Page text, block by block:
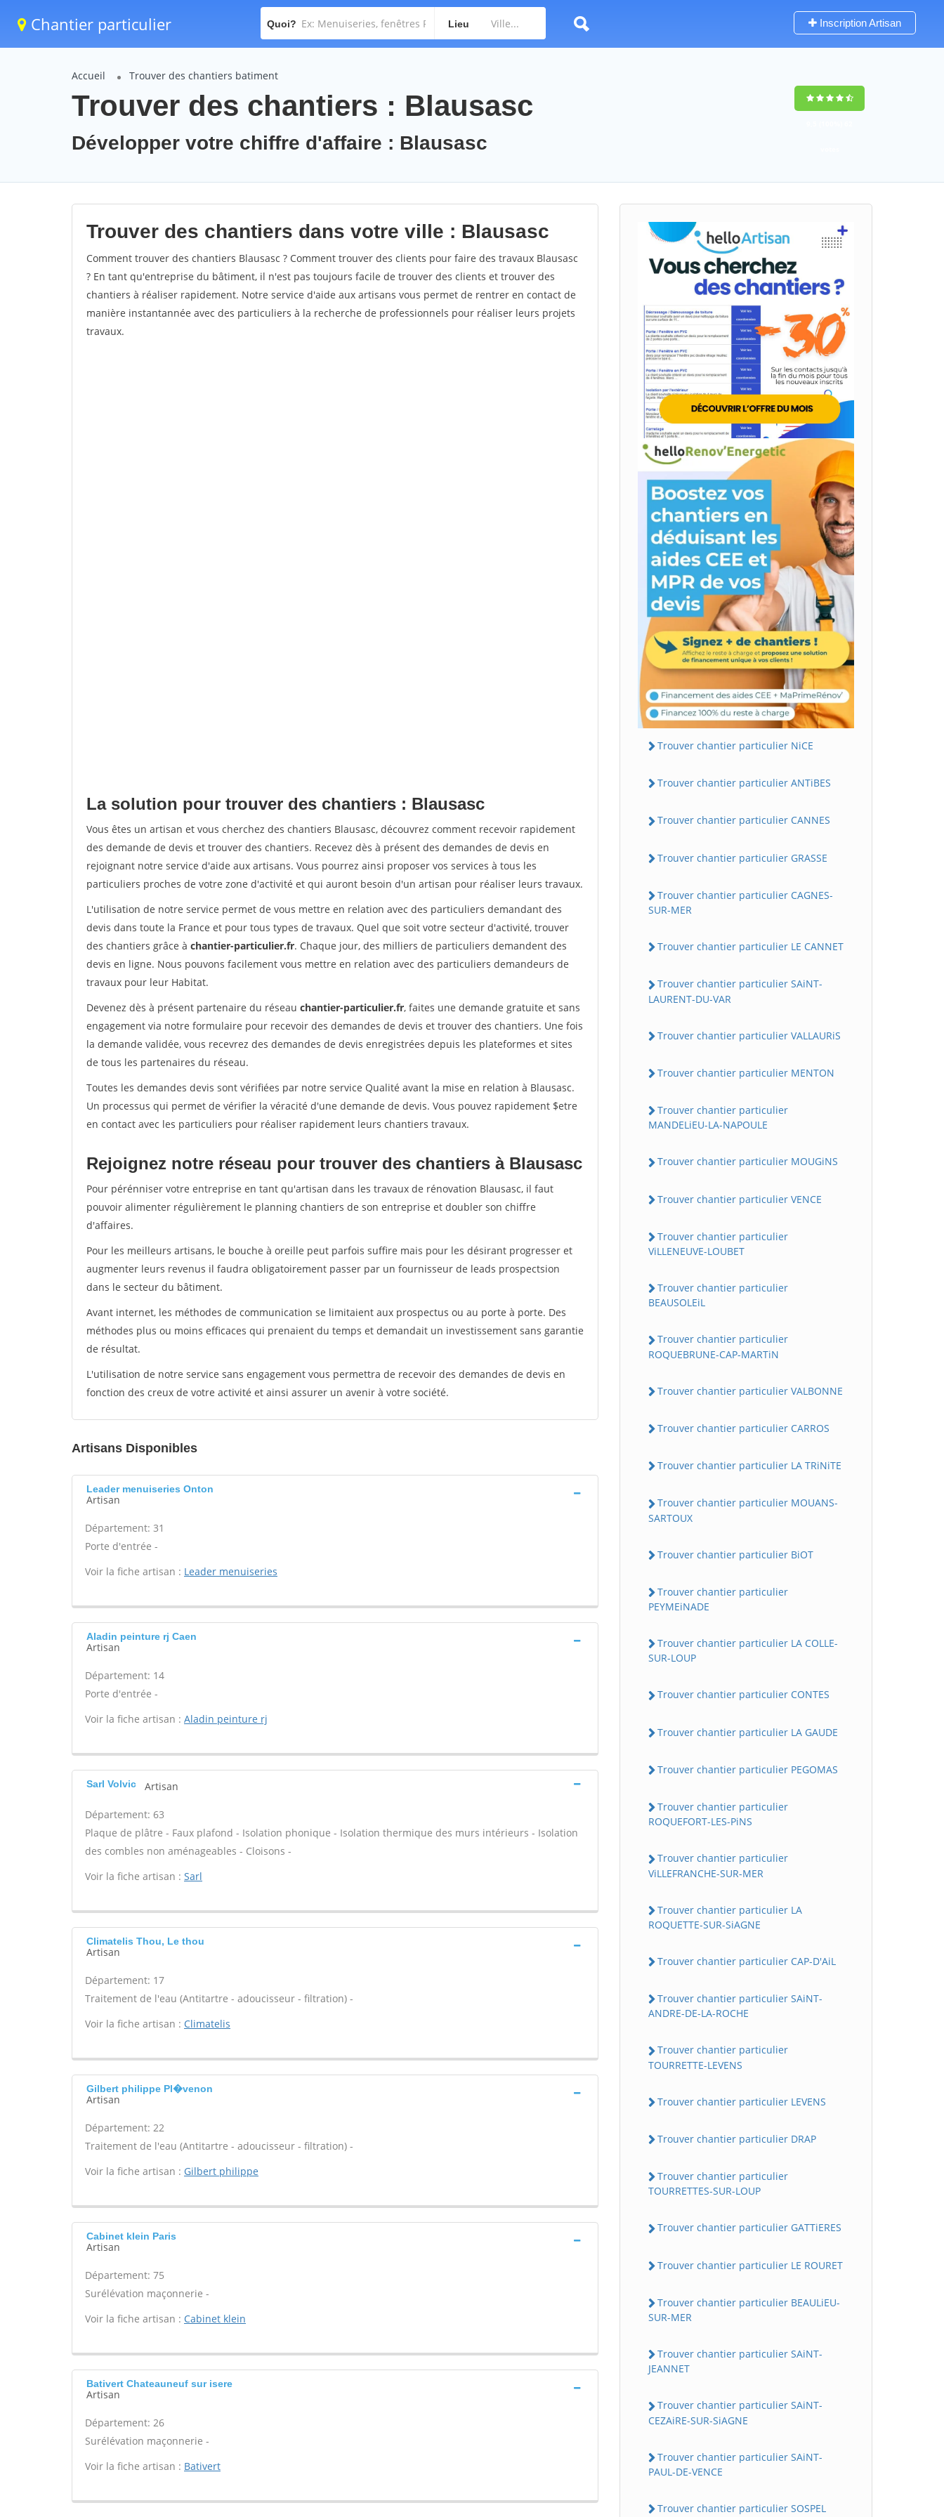
Chantier particulier Quoi? Lieu Inscription Artisan
Accueil Trouver des chantiers batiment
Trouver des chantiers : Blausasc
Développer votre chiffre d'affaire : Blausasc
Trouver des chantiers dans votre ville : Blausasc
Comment trouver des chantiers Blausasc ? Comment trouver des clients pour faire des travaux Blausasc
? En tant qu'entreprise du bâtiment, il n'est pas toujours facile de trouver des clients et trouver des
chantiers à réaliser rapidement. Notre service d'aide aux artisans vous permet de rentrer en contact de
manière instantannée avec des particuliers à la recherche de professionnels pour réaliser leurs projets
travaux.
La solution pour trouver des chantiers : Blausasc
Vous êtes un artisan et vous cherchez des chantiers Blausasc, découvrez comment recevoir rapidement
des demande de devis et trouver des chantiers. Recevez dès à présent des demandes de devis en
rejoignant notre service d'aide aux artisans. Vous pourrez ainsi proposer vos services à tous les
particuliers proches de votre zone d'activité et qui auront besoin d'un artisan pour réaliser leurs travaux.
L'utilisation de notre service permet de vous mettre en relation avec des particuliers demandant des
devis dans toute la France et pour tous types de travaux. Quel que soit votre secteur d'activité, trouver
des chantiers grâce à chantier-particulier.fr. Chaque jour, des milliers de particuliers demandent des
devis en ligne. Nous pouvons facilement vous mettre en relation avec des particuliers demandeurs de
travaux pour leur Habitat.
Devenez dès à présent partenaire du réseau chantier-particulier.fr, faites une demande gratuite et sans
engagement via notre formulaire pour recevoir des demandes de devis et trouver des chantiers. Une fois
la demande validée, vous recevrez des demandes de devis enregistrées depuis les plateformes et sites
de tous les partenaires du réseau.
Toutes les demandes devis sont vérifiées par notre service Qualité avant la mise en relation à Blausasc.
Un processus qui permet de vérifier la véracité d'une demande de devis. Vous pouvez rapidement $etre
en contact avec les particuliers pour réaliser rapidement leurs chantiers travaux.
Rejoignez notre réseau pour trouver des chantiers à Blausasc
Pour pérénniser votre entreprise en tant qu'artisan dans les travaux de rénovation Blausasc, il faut
pouvoir alimenter régulièrement le planning chantiers de son entreprise et doubler son chiffre
d'affaires.
Pour les meilleurs artisans, le bouche à oreille peut parfois suffire mais pour les désirant progresser et
augmenter leurs revenus il faudra obligatoirement passer par un fournisseur de leads prospectsion
dans le secteur du bâtiment.
Avant internet, les méthodes de communication se limitaient aux prospectus ou au porte à porte. Des
méthodes plus ou moins efficaces qui prenaient du temps et demandait un investissement sans garantie
de résultat.
L'utilisation de notre service sans engagement vous permettra de recevoir des demandes de devis en
fonction des creux de votre activité et ainsi assurer un avenir à votre société.
Artisans Disponibles
Leader menuiseries Onton
Artisan
Département: 31
Porte d'entrée -
Voir la fiche artisan : Leader menuiseries
Aladin peinture rj Caen
Artisan
Département: 14
Porte d'entrée -
Voir la fiche artisan : Aladin peinture rj
Sarl Volvic Artisan
Département: 63
Plaque de plâtre - Faux plafond - Isolation phonique - Isolation thermique des murs intérieurs - Isolation
des combles non aménageables - Cloisons -
Voir la fiche artisan : Sarl
Climatelis Thou, Le thou
Artisan
Département: 17
Traitement de l'eau (Antitartre - adoucisseur - filtration) -
Voir la fiche artisan : Climatelis
Gilbert philippe Pl�venon
Artisan
Département: 22
Traitement de l'eau (Antitartre - adoucisseur - filtration) -
Voir la fiche artisan : Gilbert philippe
Cabinet klein Paris
Artisan
Département: 75
Surélévation maçonnerie -
Voir la fiche artisan : Cabinet klein
Bativert Chateauneuf sur isere
Artisan
Département: 26
Surélévation maçonnerie -
Voir la fiche artisan : Bativert
Trouver chantier particulier NiCE
Trouver chantier particulier ANTiBES
Trouver chantier particulier CANNES
Trouver chantier particulier GRASSE
Trouver chantier particulier CAGNES-
SUR-MER
Trouver chantier particulier LE CANNET
Trouver chantier particulier SAiNT-
LAURENT-DU-VAR
Trouver chantier particulier VALLAURiS
Trouver chantier particulier MENTON
Trouver chantier particulier
MANDELiEU-LA-NAPOULE
Trouver chantier particulier MOUGiNS
Trouver chantier particulier VENCE
Trouver chantier particulier
ViLLENEUVE-LOUBET
Trouver chantier particulier
BEAUSOLEiL
Trouver chantier particulier
ROQUEBRUNE-CAP-MARTiN
Trouver chantier particulier VALBONNE
Trouver chantier particulier CARROS
Trouver chantier particulier LA TRiNiTE
Trouver chantier particulier MOUANS-
SARTOUX
Trouver chantier particulier BiOT
Trouver chantier particulier
PEYMEiNADE
Trouver chantier particulier LA COLLE-
SUR-LOUP
Trouver chantier particulier CONTES
Trouver chantier particulier LA GAUDE
Trouver chantier particulier PEGOMAS
Trouver chantier particulier
ROQUEFORT-LES-PiNS
Trouver chantier particulier
ViLLEFRANCHE-SUR-MER
Trouver chantier particulier LA
ROQUETTE-SUR-SiAGNE
Trouver chantier particulier CAP-D'AiL
Trouver chantier particulier SAiNT-
ANDRE-DE-LA-ROCHE
Trouver chantier particulier
TOURRETTE-LEVENS
Trouver chantier particulier LEVENS
Trouver chantier particulier DRAP
Trouver chantier particulier
TOURRETTES-SUR-LOUP
Trouver chantier particulier GATTiERES
Trouver chantier particulier LE ROURET
Trouver chantier particulier BEAULiEU-
SUR-MER
Trouver chantier particulier SAiNT-
JEANNET
Trouver chantier particulier SAiNT-
CEZAiRE-SUR-SiAGNE
Trouver chantier particulier SAiNT-
PAUL-DE-VENCE
Trouver chantier particulier SOSPEL